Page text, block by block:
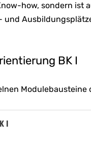
how, sondern ist
und
BK I
I